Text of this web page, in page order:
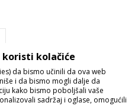
koristi kolačiće
da bismo učinili da ova web
i da bismo mogli dalje da
kako bismo poboljšali vaše
sadržaj i oglase, omogućili